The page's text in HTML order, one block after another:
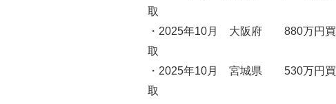
取
・2025年10月 大阪府 880万円買
取
・2025年10月 宮城県 530万円買
取